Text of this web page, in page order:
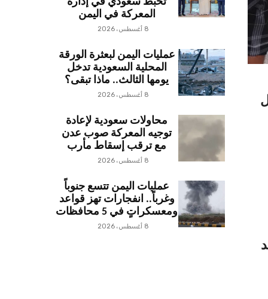
المعركة في اليمن
8 أغسطس، 2026
عمليات اليمن لبعثرة الورقة
المحلية السعودية تدخل
يومها الثالث.. ماذا تبقى؟
8 أغسطس، 2026
محاولات سعودية لإعادة
توجيه المعركة صوب عدن
مع ترقب إسقاط مأرب
8 أغسطس، 2026
عمليات اليمن تتسع جنوباً
وغرباً.. انفجارات تهز قواعد
ومعسكراتٍ في 5 محافظات
8 أغسطس، 2026